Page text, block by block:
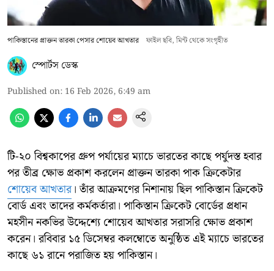
পাকিস্তানের প্রাক্তন তারকা পেসার শোয়েব আখতার ফাইল ছবি, মিন্ট থেকে সংগৃহীত
স্পোর্টস ডেস্ক
Published on: 16 Feb 2026, 6:49 am
টি-২০ বিশ্বকাপের গ্রুপ পর্যায়ের ম্যাচে ভারতের কাছে পর্যুদস্ত হবার
পর তীব্র ক্ষোভ প্রকাশ করলেন প্রাক্তন তারকা পাক ক্রিকেটার
শোয়েব আখতার। তাঁর আক্রমণের নিশানায় ছিল পাকিস্তান ক্রিকেট
বোর্ড এবং তাদের কর্মকর্তারা। পাকিস্তান ক্রিকেট বোর্ডের প্রধান
মহসীন নকভির উদ্দেশ্যে শোয়েব আখতার সরাসরি ক্ষোভ প্রকাশ
করেন। রবিবার ১৫ ডিসেম্বর কলম্বোতে অনুষ্ঠিত এই ম্যাচে ভারতের
কাছে ৬১ রানে পরাজিত হয় পাকিস্তান।